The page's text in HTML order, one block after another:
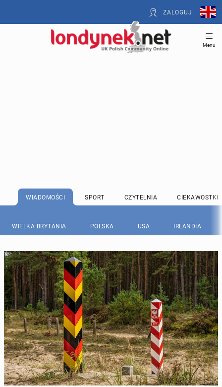
ZALOGUJ
Menu
WIADOMOŚCI SPORT CZYTELNIA CIEKAWOSTKI
WIELKA BRYTANIA POLSKA USA IRLANDIA